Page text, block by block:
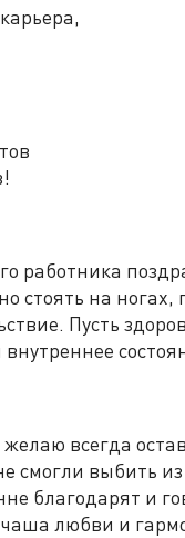
работника
стоять на
Пусть
всегда
смогли выбить
благодарят и
чаша любви и